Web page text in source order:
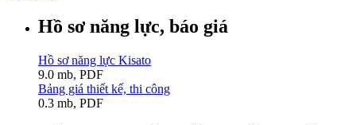
Hồ sơ năng lực, báo giá
Hồ sơ năng lực Kisato
9.0 mb, PDF
Bảng giá thiết kế, thi công
0.3 mb, PDF